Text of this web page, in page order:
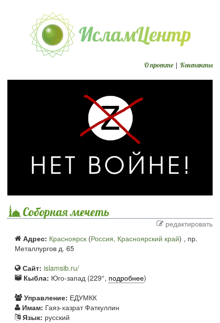
О проекте | Контакты
Соборная мечеть
редактировать
Адрес: Красноярск (Россия, Красноярский край) , пр.
Металлургов д. 65
Сайт: islamsib.ru/
Кыбла: Юго-запад (229°, подробнее)
Управление: ЕДУМКК
Имам: Гаяз-хазрат Фаткуллин
Язык: русский